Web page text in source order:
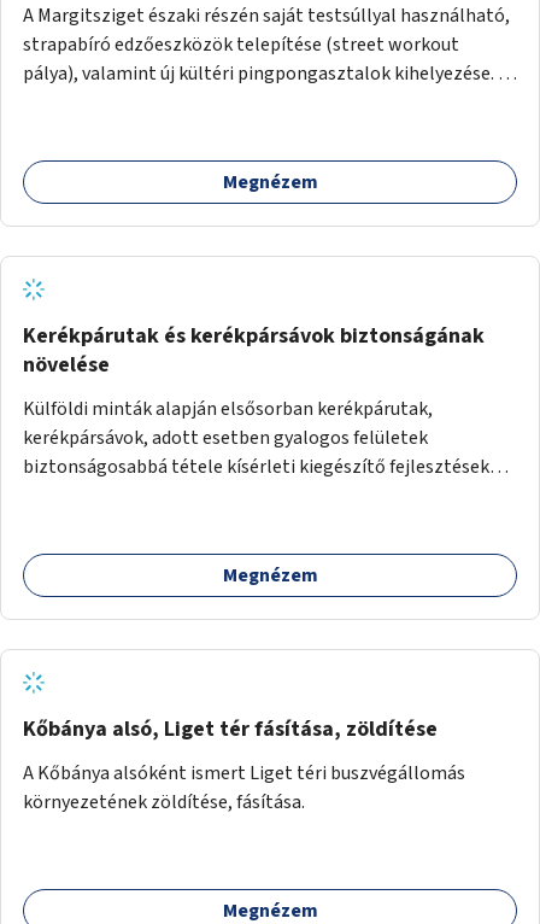
A Margitsziget északi részén saját testsúllyal használható,
strapabíró edzőeszközök telepítése (street workout
pálya), valamint új kültéri pingpongasztalok kihelyezése. A
népszerű, ingyenes sportolási lehetőség válna elérhetővé a
sziget északi felén, ahol jelenleg egyetlen asztal sem
Megnézem
Kerékpárutak és kerékpársávok biztonságának
növelése
Külföldi minták alapján elsősorban kerékpárutak,
kerékpársávok, adott esetben gyalogos felületek
biztonságosabbá tétele kísérleti kiegészítő fejlesztésekkel
Megnézem
Kőbánya alsó, Liget tér fásítása, zöldítése
A Kőbánya alsóként ismert Liget téri buszvégállomás
környezetének zöldítése, fásítása.
Megnézem